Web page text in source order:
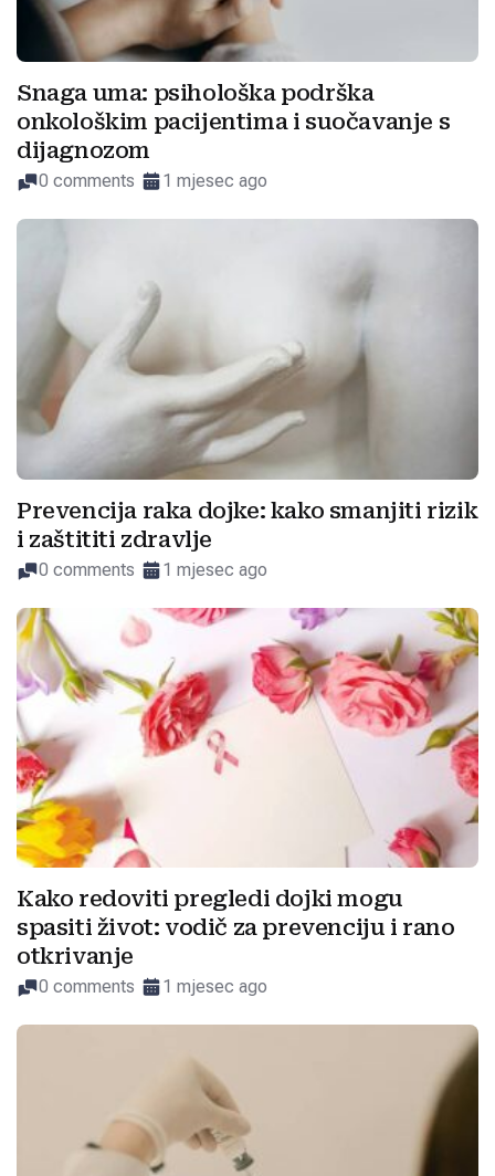
Snaga uma: psihološka podrška
onkološkim pacijentima i suočavanje s
dijagnozom
0 comments 1 mjesec ago
Prevencija raka dojke: kako smanjiti rizik
i zaštititi zdravlje
0 comments 1 mjesec ago
Kako redoviti pregledi dojki mogu
spasiti život: vodič za prevenciju i rano
otkrivanje
0 comments 1 mjesec ago